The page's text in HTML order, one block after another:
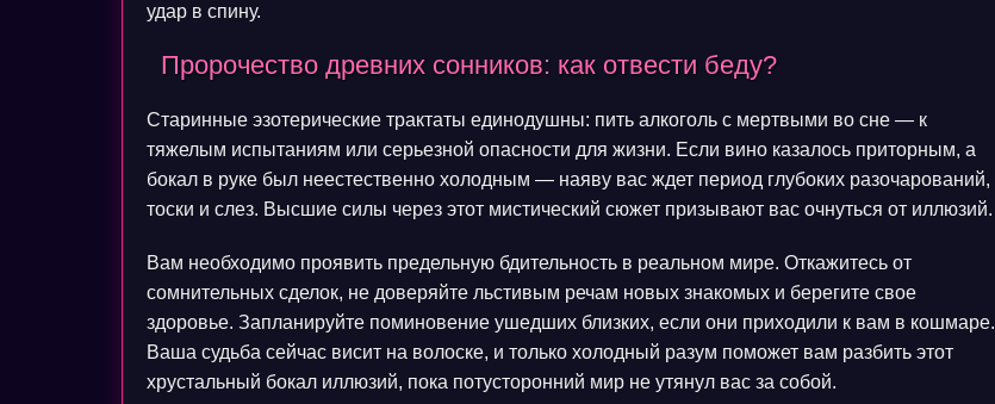
удар в спину.
Пророчество древних сонников: как отвести беду?
Старинные эзотерические трактаты единодушны: пить алкоголь с мертвыми во сне — к
тяжелым испытаниям или серьезной опасности для жизни. Если вино казалось приторным, а
бокал в руке был неестественно холодным — наяву вас ждет период глубоких разочарований,
тоски и слез. Высшие силы через этот мистический сюжет призывают вас очнуться от иллюзий.
Вам необходимо проявить предельную бдительность в реальном мире. Откажитесь от
сомнительных сделок, не доверяйте льстивым речам новых знакомых и берегите свое
здоровье. Запланируйте поминовение ушедших близких, если они приходили к вам в кошмаре.
Ваша судьба сейчас висит на волоске, и только холодный разум поможет вам разбить этот
хрустальный бокал иллюзий, пока потусторонний мир не утянул вас за собой.